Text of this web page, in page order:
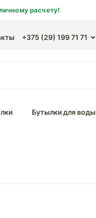
расчету!
+375 (29) 199 71 71
Бутылки для воды